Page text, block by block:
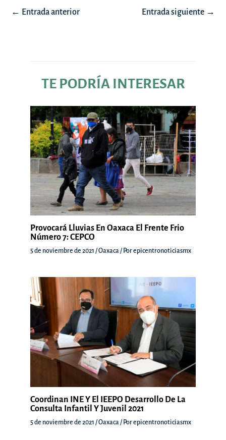
Navegación
← Entrada anterior Entrada siguiente →
TE PODRÍA INTERESAR
Provocará Lluvias En Oaxaca El Frente Frio
Número 7: CEPCO
5 de noviembre de 2021 /Oaxaca / Porepicentronoticiasmx
Coordinan INE Y El IEEPO Desarrollo De La
Consulta Infantil Y Juvenil 2021
5 de noviembre de 2021 /Oaxaca / Porepicentronoticiasmx